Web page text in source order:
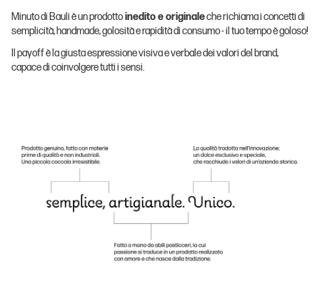
Minuto di Bauli è un prodottoinedito e originaleche richiama i concetti di
semplicità, handmade, golosità e rapidità di consumo - il tuo tempo è goloso!
Il payoff è la giusta espressione visiva e verbale dei valori del brand,
capace di coinvolgere tutti i sensi.